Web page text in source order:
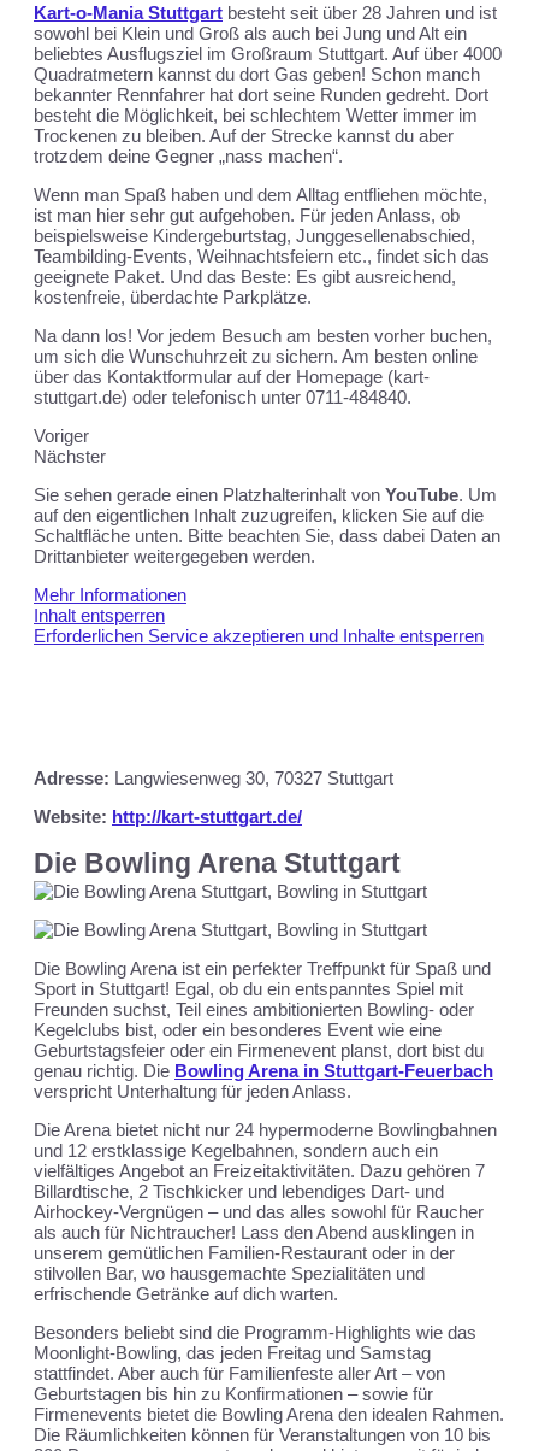
Kart-o-Mania Stuttgart besteht seit über 28 Jahren und ist
sowohl bei Klein und Groß als auch bei Jung und Alt ein
beliebtes Ausflugsziel im Großraum Stuttgart. Auf über 4000
Quadratmetern kannst du dort Gas geben! Schon manch
bekannter Rennfahrer hat dort seine Runden gedreht. Dort
besteht die Möglichkeit, bei schlechtem Wetter immer im
Trockenen zu bleiben. Auf der Strecke kannst du aber
trotzdem deine Gegner „nass machen“.
Wenn man Spaß haben und dem Alltag entfliehen möchte,
ist man hier sehr gut aufgehoben. Für jeden Anlass, ob
beispielsweise Kindergeburtstag, Junggesellenabschied,
Teambilding-Events, Weihnachtsfeiern etc., findet sich das
geeignete Paket. Und das Beste: Es gibt ausreichend,
kostenfreie, überdachte Parkplätze.
Na dann los! Vor jedem Besuch am besten vorher buchen,
um sich die Wunschuhrzeit zu sichern. Am besten online
über das Kontaktformular auf der Homepage (kart-
stuttgart.de) oder telefonisch unter 0711-484840.
Voriger
Nächster
Sie sehen gerade einen Platzhalterinhalt von YouTube. Um
auf den eigentlichen Inhalt zuzugreifen, klicken Sie auf die
Schaltfläche unten. Bitte beachten Sie, dass dabei Daten an
Drittanbieter weitergegeben werden.
Mehr Informationen
Inhalt entsperren
Erforderlichen Service akzeptieren und Inhalte entsperren
Adresse: Langwiesenweg 30, 70327 Stuttgart
Website: http://kart-stuttgart.de/
Die Bowling Arena Stuttgart
Die Bowling Arena ist ein perfekter Treffpunkt für Spaß und
Sport in Stuttgart! Egal, ob du ein entspanntes Spiel mit
Freunden suchst, Teil eines ambitionierten Bowling- oder
Kegelclubs bist, oder ein besonderes Event wie eine
Geburtstagsfeier oder ein Firmenevent planst, dort bist du
genau richtig. Die Bowling Arena in Stuttgart-Feuerbach
verspricht Unterhaltung für jeden Anlass.
Die Arena bietet nicht nur 24 hypermoderne Bowlingbahnen
und 12 erstklassige Kegelbahnen, sondern auch ein
vielfältiges Angebot an Freizeitaktivitäten. Dazu gehören 7
Billardtische, 2 Tischkicker und lebendiges Dart- und
Airhockey-Vergnügen – und das alles sowohl für Raucher
als auch für Nichtraucher! Lass den Abend ausklingen in
unserem gemütlichen Familien-Restaurant oder in der
stilvollen Bar, wo hausgemachte Spezialitäten und
erfrischende Getränke auf dich warten.
Besonders beliebt sind die Programm-Highlights wie das
Moonlight-Bowling, das jeden Freitag und Samstag
stattfindet. Aber auch für Familienfeste aller Art – von
Geburtstagen bis hin zu Konfirmationen – sowie für
Firmenevents bietet die Bowling Arena den idealen Rahmen.
Die Räumlichkeiten können für Veranstaltungen von 10 bis